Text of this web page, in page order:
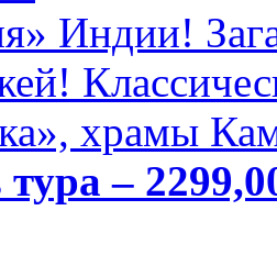
Индии!
храмы
–